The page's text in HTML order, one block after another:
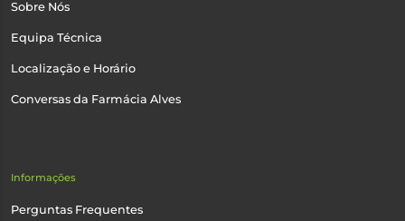
Sobre Nós
Equipa Técnica
Localização e Horário
Conversas da Farmácia Alves
Informações
Perguntas Frequentes